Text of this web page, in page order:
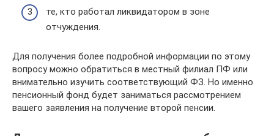
те, кто работал ликвидатором в зоне
отчуждения.
Для получения более подробной информации по этому
вопросу можно обратиться в местный филиал ПФ или
внимательно изучить соответствующий ФЗ. Но именно
пенсионный фонд будет заниматься рассмотрением
вашего заявления на получение второй пенсии.